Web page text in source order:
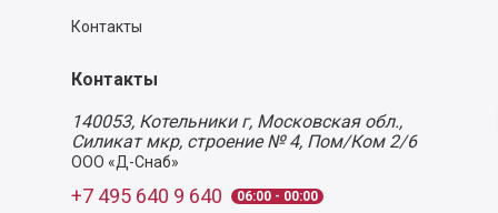
Контакты
Контакты
140053, Котельники г, Московская обл.,
Силикат мкр, строение № 4, Пом/Ком 2/6
ООО «Д-Снаб»
+7 495 640 9 640 06:00 - 00:00